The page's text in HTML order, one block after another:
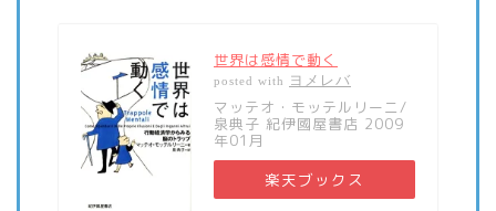
世界は感情で動く
posted with ヨメレバ
マッテオ・モッテルリーニ/
泉典子 紀伊國屋書店 2009
年01月
楽天ブックス